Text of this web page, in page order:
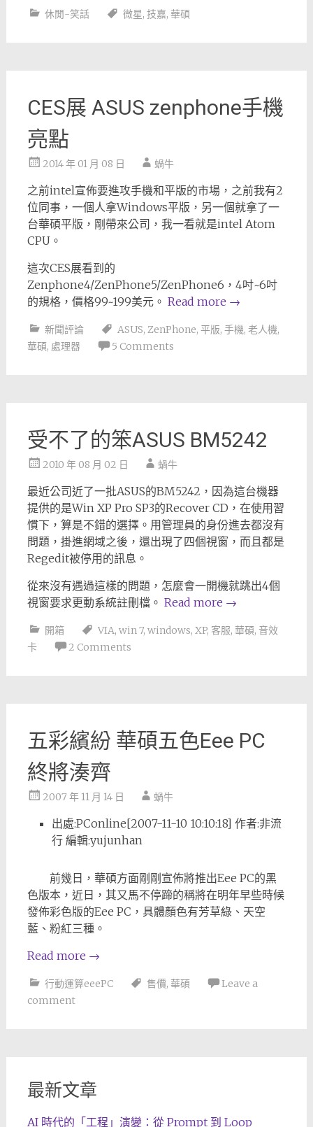
休閒-笑話 微星, 技嘉, 華碩
CES展 ASUS zenphone手機
亮點
2014 年 01 月 08 日 蝸牛
之前intel宣佈要進攻手機和平版的市場，之前我有2
位同事，一個人拿Windows平版，另一個就拿了一
台華碩平版，剛帶來公司，我一看就是intel Atom
CPU。
這次CES展看到的
Zenphone4/ZenPhone5/ZenPhone6，4吋~6吋
的規格，價格99~199美元。 Read more →
新聞評論 ASUS, ZenPhone, 平版, 手機, 老人機,
華碩, 處理器 5 Comments
受不了的笨ASUS BM5242
2010 年 08 月 02 日 蝸牛
最近公司近了一批ASUS的BM5242，因為這台機器
提供的是Win XP Pro SP3的Recover CD，在使用習
慣下，算是不錯的選擇。用管理員的身份進去都沒有
問題，掛進網域之後，還出現了四個視窗，而且都是
Regedit被停用的訊息。
從來沒有遇過這樣的問題，怎麼會一開機就跳出4個
視窗要求更動系統註刪檔。 Read more →
開箱 VIA, win 7, windows, XP, 客服, 華碩, 音效
卡
2 Comments
五彩繽紛 華碩五色Eee PC
終將湊齊
2007 年 11 月 14 日 蝸牛
出處:PConline[2007-11-10 10:10:18] 作者:非流
行 編輯:yujunhan
前幾日，華碩方面剛剛宣佈將推出Eee PC的黑
色版本，近日，其又馬不停蹄的稱將在明年早些時候
發佈彩色版的Eee PC，具體顏色有芳草綠、天空
藍、粉紅三種。
Read more →
行動運算eeePC 售價, 華碩
Leave a
comment
最新文章
AI 時代的「工程」演變：從 Prompt 到 Loop